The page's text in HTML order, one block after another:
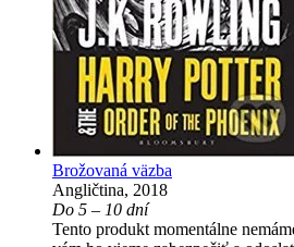
Brožovaná väzba
Angličtina, 2018
Do 5 – 10 dní
Tento produkt momentálne